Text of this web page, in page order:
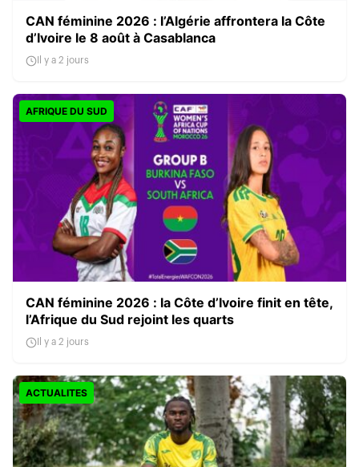
CAN féminine 2026 : l’Algérie affrontera la Côte
d’Ivoire le 8 août à Casablanca
Il y a 2 jours
AFRIQUE DU SUD
CAN féminine 2026 : la Côte d’Ivoire finit en tête,
l’Afrique du Sud rejoint les quarts
Il y a 2 jours
ACTUALITES